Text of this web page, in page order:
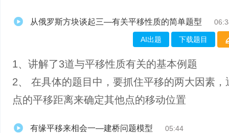
从俄罗斯方块谈起三—有关平移性质的简单题型
AI出题 下载题目
1、​讲解了3道与平移性质有关的基本例题
2、 在具体的题目中，要抓住平移的两大因素，
点的平移距离来确定其他点的移动位置
有缘平移来相会一—建桥问题模型 05:44